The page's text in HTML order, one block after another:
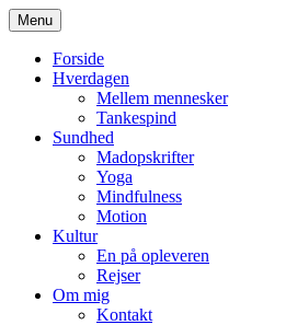
Skip
to
content
Quindeliv
udfordringer set fra et
Menu
Forside
Hverdagen
Mellem mennesker
Tankespind
Sundhed
Madopskrifter
Yoga
Mindfulness
Motion
Kultur
En på opleveren
Rejser
Om mig
Kontakt